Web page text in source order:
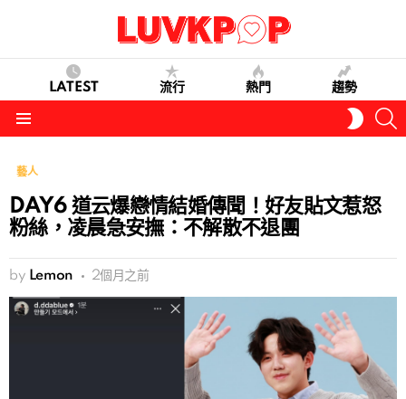
LATEST 流行 熱門 趨勢
SKIN
藝人
DAY6 道云爆戀情結婚傳聞！好友貼文惹怒
粉絲，凌晨急安撫：不解散不退團
by Lemon 2個月之前